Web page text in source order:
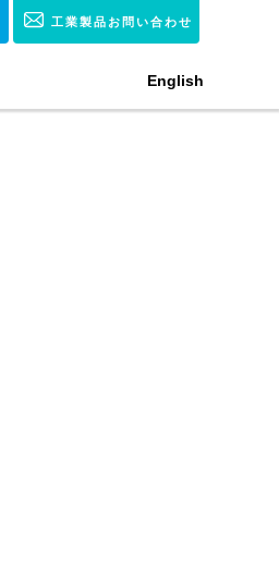
English
工業製品お問い合わせ